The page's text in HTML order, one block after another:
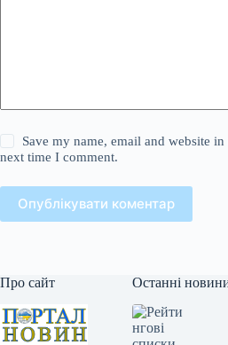
Save my name, email and website
next time I comment.
Опублікувати коментар
Про сайт Останні